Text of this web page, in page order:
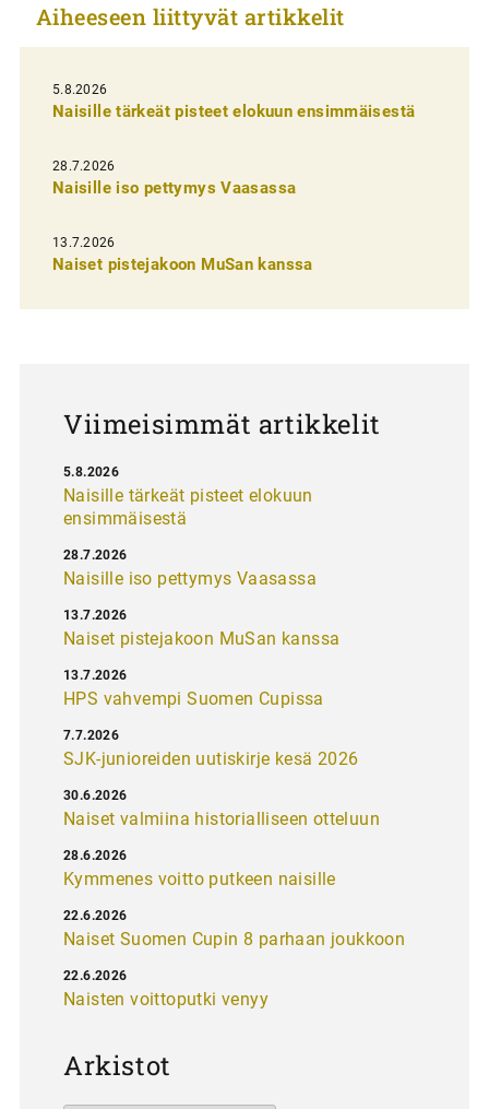
e
i
e
n
s
e
l
Aiheeseen liittyvät artikkelit
5.8.2026
Naisille tärkeät pisteet elokuun ensimmäisestä
28.7.2026
Naisille iso pettymys Vaasassa
13.7.2026
Naiset pistejakoon MuSan kanssa
Viimeisimmät artikkelit
Naisille tärkeät pisteet elokuun
ensimmäisestä
5.8.2026
Naisille iso pettymys Vaasassa
28.7.2026
Naiset pistejakoon MuSan kanssa
13.7.2026
HPS vahvempi Suomen Cupissa
13.7.2026
SJK-junioreiden uutiskirje kesä 2026
7.7.2026
Naiset valmiina historialliseen otteluun
30.6.2026
Kymmenes voitto putkeen naisille
28.6.2026
Naiset Suomen Cupin 8 parhaan joukkoon
22.6.2026
Naisten voittoputki venyy
22.6.2026
Arkistot